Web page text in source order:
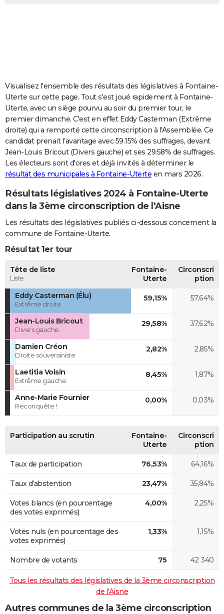
Carte de Noël
Carte Bonne année
Carte Saint-Valentin
Carte Pâques
Carte d'anniversaire
DICTIONNAIRE
Dictionnaire
Biographies
Citations
Expressions
Proverbes
PROGRAMME TV
COPAINS D'AVANT
S'inscrire
Se connecter
Lycées
Collèges
Primaires
Universités
Entreprises
Service militaire
Avis de recherche
AVIS DE DÉCÈS
FORUM
Bricolage
Lifestyle
Culture
Sport
Auto
Television
Voyage
Cinema
Visualisez l'ensemble des résultats des législatives à Fontaine-
Uterte sur cette page. Tout s'est joué rapidement à Fontaine-
Uterte, avec un siège pourvu au soir du premier tour, le
premier dimanche. C'est en effet Eddy Casterman (Extrême
droite) qui a remporté cette circonscription à l'Assemblée. Ce
candidat prenait l’avantage avec 59.15% des suffrages, devant
Jean-Louis Bricout (Divers gauche) et ses 29.58% de suffrages.
Les électeurs sont d'ores et déjà invités à déterminer le
résultat des municipales à Fontaine-Uterte en mars 2026.
Résultats législatives 2024 à Fontaine-Uterte
dans la 3ème circonscription de l'Aisne
Les résultats des législatives publiés ci-dessous concernent la
commune de Fontaine-Uterte.
Résultat 1er tour
Tête de liste
Liste
Fontaine-
Uterte
Circonscri
ption
Eddy Casterman (Élu)
Extrême droite
59,15% 57,64%
Jean-Louis Bricout
Divers gauche
29,58% 37,62%
Damien Créon
Droite souverainiste
2,82% 2,85%
Laetitia Voisin
Extrême gauche
8,45% 1,87%
Anne-Marie Fournier
Reconquête !
0,00% 0,03%
Participation au scrutin
Fontaine-
Uterte
Circonscri
ption
Taux de participation 76,53% 64,16%
Taux d'abstention 23,47% 35,84%
Votes blancs (en pourcentage
des votes exprimés)
4,00% 2,25%
Votes nuls (en pourcentage des
votes exprimés)
1,33% 1,15%
Nombre de votants 75 42 340
Tous les résultats des législatives de la 3ème circonscription
de l'Aisne
Autres communes de la 3ème circonscription